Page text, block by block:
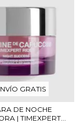
GRATIS
DE NOCHE
| TIMEXPERT...